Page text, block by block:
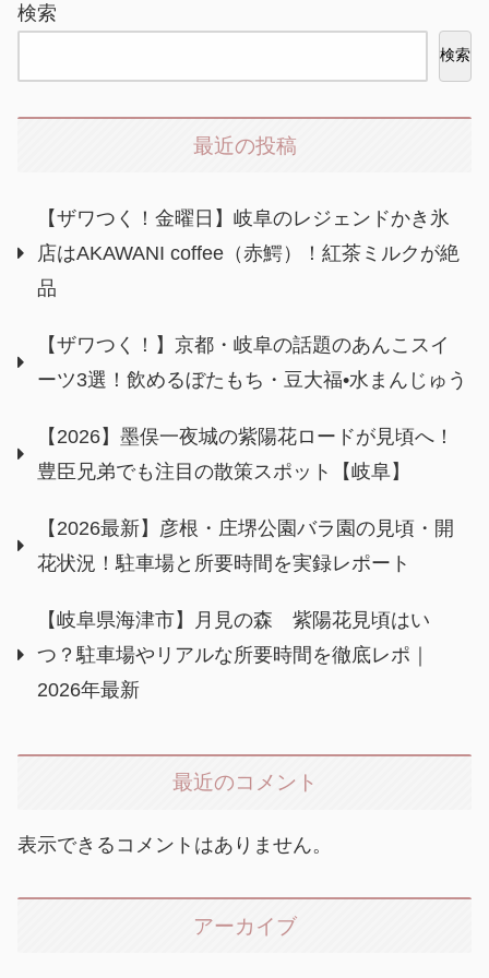
検索
検索
最近の投稿
【ザワつく！金曜日】岐阜のレジェンドかき氷
店はAKAWANI coffee（赤鰐）！紅茶ミルクが絶
品
【ザワつく！】京都・岐阜の話題のあんこスイ
ーツ3選！飲めるぼたもち・豆大福•水まんじゅう
【2026】墨俣一夜城の紫陽花ロードが見頃へ！
豊臣兄弟でも注目の散策スポット【岐阜】
【2026最新】彦根・庄堺公園バラ園の見頃・開
花状況！駐車場と所要時間を実録レポート
【岐阜県海津市】月見の森 紫陽花見頃はい
つ？駐車場やリアルな所要時間を徹底レポ｜
2026年最新
最近のコメント
表示できるコメントはありません。
アーカイブ